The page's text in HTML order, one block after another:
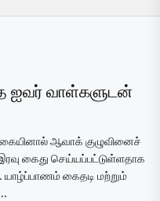
ஐவர் வாள்களுடன்
ஆவாக் குழுவினைச்
கைது செய்யப்பட்டுள்ளதாக
யாழ்ப்பாணம் கைதடி மற்றும்